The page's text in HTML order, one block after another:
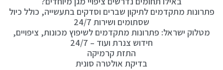
פתרונות מתקדמים לתיקון שברים וסדקים בתעשייה, כולל כיול
שסתומים ושירות 24/7
מטלוק ישראל: פתרונות מתקדמים לשיפוץ מכונות, ציפויים,
חידוש צנרת ועוד – 24/7
התזת קרמיקה
בדיקת אולטרה סונית